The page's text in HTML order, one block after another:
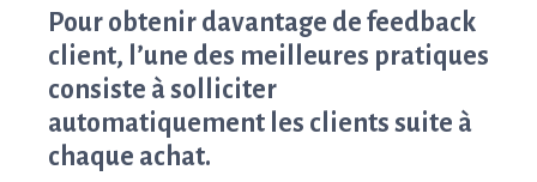
Pour obtenir davantage de feedback
client, l’une des meilleures pratiques
consiste à solliciter
automatiquement les clients suite à
chaque achat.